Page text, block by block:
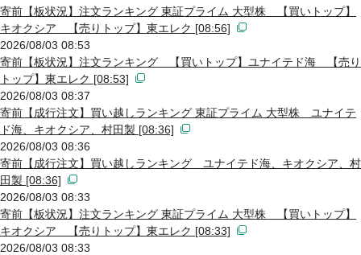
寄前【板状況】注文ランキング 東証プライム 大型株 【買いトップ】
キオクシア 【売りトップ】東エレク [08:56]
2026/08/03 08:53
寄前【板状況】注文ランキング 【買いトップ】ユナイテド海 【売り
トップ】東エレク [08:53]
2026/08/03 08:37
寄前【成行注文】買い越しランキング 東証プライム 大型株 ユナイテ
ド海、キオクシア、村田製 [08:36]
2026/08/03 08:36
寄前【成行注文】買い越しランキング ユナイテド海、キオクシア、村
田製 [08:36]
2026/08/03 08:33
寄前【板状況】注文ランキング 東証プライム 大型株 【買いトップ】
キオクシア 【売りトップ】東エレク [08:33]
2026/08/03 08:33